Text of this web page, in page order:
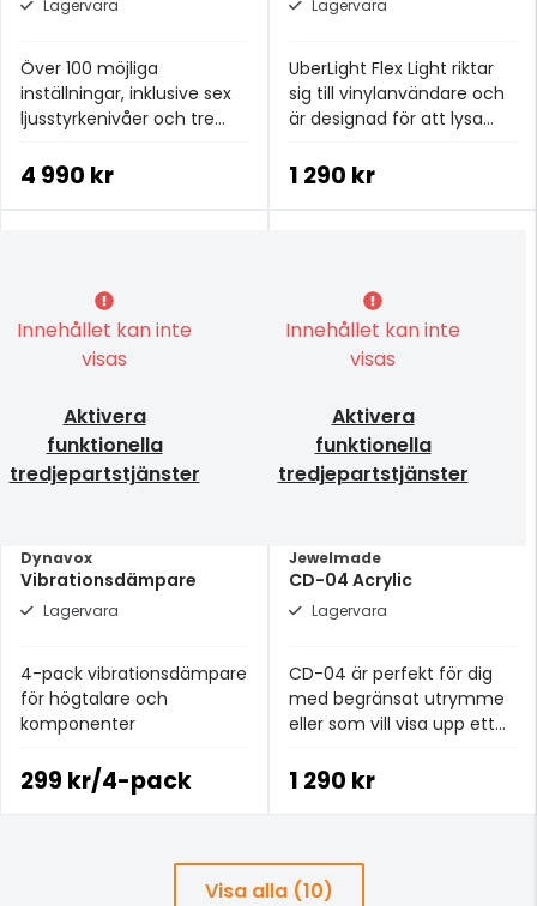
Lagervara
Över 100 möjliga
inställningar, inklusive sex
ljusstyrkenivåer och tre
4 990 kr
Lagervara
UberLight Flex Light riktar
sig till vinylanvändare och
är designad för att lysa
skivspelare
1 290 kr
Innehållet kan inte
visas
Aktivera
funktionella
tredjepartstjänster
Dynavox
Vibrationsdämpare
Lagervara
4-pack vibrationsdämpare
för högtalare och
komponenter
299 kr/4-pack
Innehållet kan inte
visas
Aktivera
funktionella
tredjepartstjänster
Jewelmade
CD-04 Acrylic
Lagervara
CD-04 är perfekt för dig
med begränsat utrymme
eller som vill visa upp ett
musiksamling.
1 290 kr
Visa alla (10)